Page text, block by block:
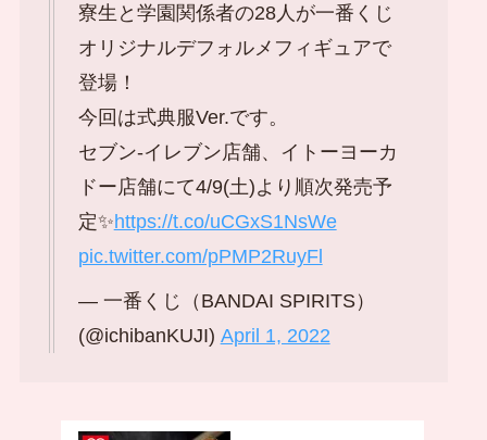
寮生と学園関係者の28人が一番くじ
オリジナルデフォルメフィギュアで
登場！
今回は式典服Ver.です。
セブン‐イレブン店舗、イトーヨーカ
ドー店舗にて4/9(土)より順次発売予
定✨https://t.co/uCGxS1NsWe
pic.twitter.com/pPMP2RuyFl
— 一番くじ（BANDAI SPIRITS）
(@ichibanKUJI) April 1, 2022